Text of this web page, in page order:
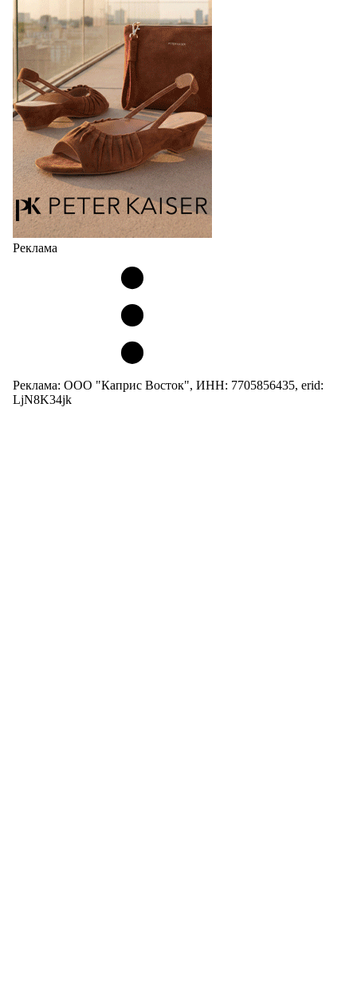
элементами ортопедии от белорусского
производителя (РУП «Белорусский протезно-
ортопедический восстановительный…
04.08.2026 466
Реклама
Реклама: ООО "Каприс Восток", ИНН: 7705856435, erid:
LjN8K34jk